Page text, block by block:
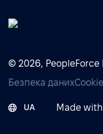
© 2026, PeopleForce
Безпека даних
UA Made with